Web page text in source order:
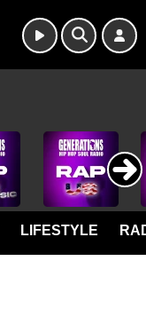
LIFESTYLE